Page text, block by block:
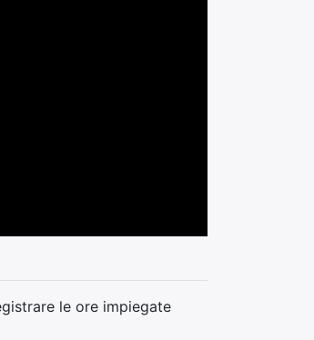
le ore impiegate